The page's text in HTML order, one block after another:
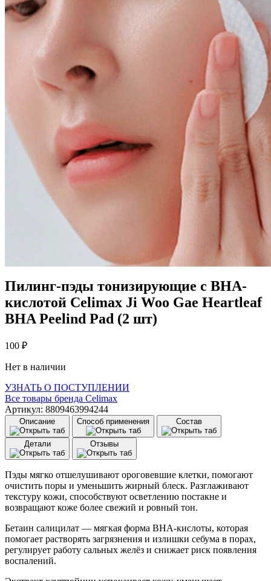
Пилинг-пэды тонизирующие с BHA-
кислотой Celimax Ji Woo Gae Heartleaf
BHA Peelind Pad (2 шт)
100 ₽
Нет в наличии
УЗНАТЬ О ПОСТУПЛЕНИИ
Все товары бренда Celimax
Артикул: 8809463994244
Описание Способ применения Состав
Детали Отзывы
Пэды мягко отшелушивают ороговевшие клетки, помогают
очистить поры и уменьшить жирный блеск. Разглаживают
текстуру кожи, способствуют осветлению постакне и
возвращают коже более свежий и ровный тон.
Бетаин салицилат — мягкая форма BHA-кислоты, которая
помогает растворять загрязнения и излишки себума в порах,
регулирует работу сальных желёз и снижает риск появления
воспалений.